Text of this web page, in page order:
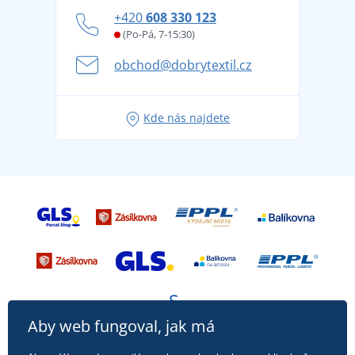
Věrnostní program BONTIS +
Letní dobrodružství začíná balením aneb připravte
se na dovolenou bez starostí
Tipy na svěží outfity pro pohodové léto
+420608 330 123
(Po-Pá, 7-15:30)
obchod@dobrytextil.cz
Kde nás najdete
Aby web fungoval, jak má